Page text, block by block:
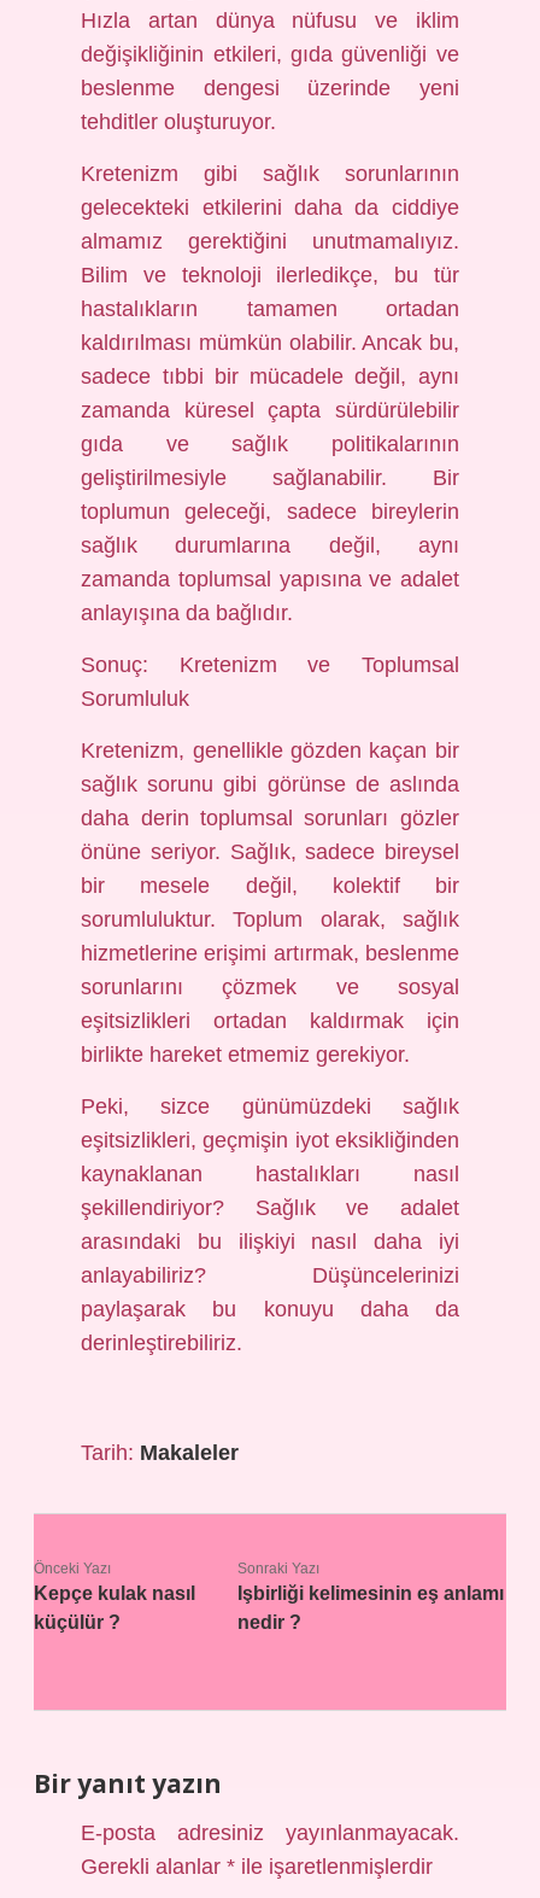
Hızla artan dünya nüfusu ve iklim
değişikliğinin etkileri, gıda güvenliği ve
beslenme dengesi üzerinde yeni
tehditler oluşturuyor.
Kretenizm gibi sağlık sorunlarının
gelecekteki etkilerini daha da ciddiye
almamız gerektiğini unutmamalıyız.
Bilim ve teknoloji ilerledikçe, bu tür
hastalıkların tamamen ortadan
kaldırılması mümkün olabilir. Ancak bu,
sadece tıbbi bir mücadele değil, aynı
zamanda küresel çapta sürdürülebilir
gıda ve sağlık politikalarının
geliştirilmesiyle sağlanabilir. Bir
toplumun geleceği, sadece bireylerin
sağlık durumlarına değil, aynı
zamanda toplumsal yapısına ve adalet
anlayışına da bağlıdır.
Sonuç: Kretenizm ve Toplumsal
Sorumluluk
Kretenizm, genellikle gözden kaçan bir
sağlık sorunu gibi görünse de aslında
daha derin toplumsal sorunları gözler
önüne seriyor. Sağlık, sadece bireysel
bir mesele değil, kolektif bir
sorumluluktur. Toplum olarak, sağlık
hizmetlerine erişimi artırmak, beslenme
sorunlarını çözmek ve sosyal
eşitsizlikleri ortadan kaldırmak için
birlikte hareket etmemiz gerekiyor.
Peki, sizce günümüzdeki sağlık
eşitsizlikleri, geçmişin iyot eksikliğinden
kaynaklanan hastalıkları nasıl
şekillendiriyor? Sağlık ve adalet
arasındaki bu ilişkiyi nasıl daha iyi
anlayabiliriz? Düşüncelerinizi
paylaşarak bu konuyu daha da
derinleştirebiliriz.
Tarih: Makaleler
Önceki Yazı
Kepçe kulak nasıl
küçülür ?
Sonraki Yazı
Işbirliği kelimesinin eş anlamı
nedir ?
Bir yanıt yazın
E-posta adresiniz yayınlanmayacak.
Gerekli alanlar* ile işaretlenmişlerdir